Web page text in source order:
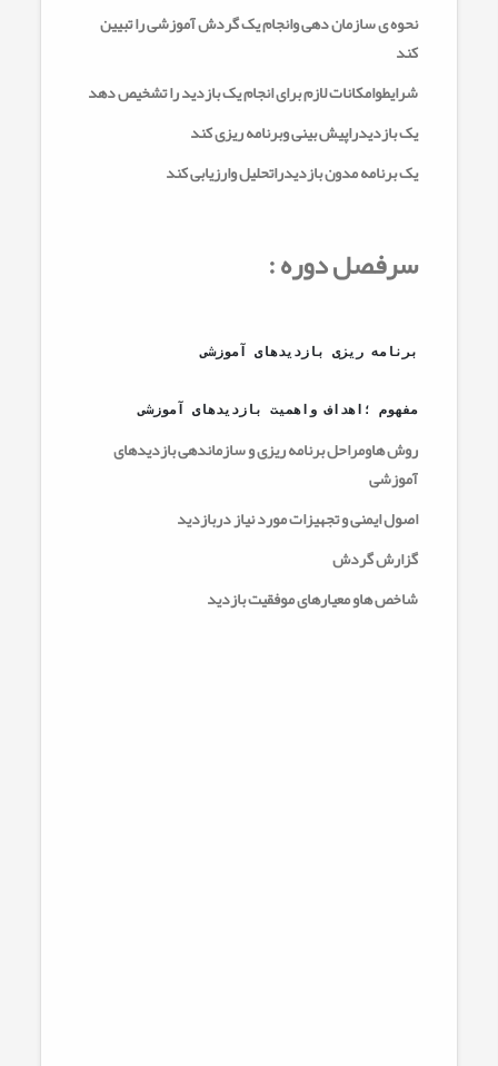
نحوه ی سازمان دهی وانجام یک گردش آموزشی را تبیین
کند
شرایطوامکانات لازم برای انجام یک بازدید را تشخیص دهد
یک بازدیدراپیش بینی وبرنامه ریزی کند
یک برنامه مدون بازدیدراتحلیل وارزیابی کند
سرفصل دوره :
برنامه ریزی بازدیدهای آموزشی
مفهوم ؛اهداف واهمیت بازدیدهای آموزشی
روش هاومراحل برنامه ریزی و سازماندهی بازدیدهای
آموزشی
اصول ایمنی و تجهیزات مورد نیاز دربازدید
گزارش گردش
شاخص هاو معیارهای موفقیت بازدید